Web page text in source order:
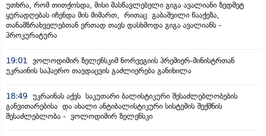
უთხრა, რომ თითქოსდა, მისი მასწავლებელი გიგა ავალიანი ზედმეტ
ყურადღებას იჩენდა მის მიმართ, რითაც გაბაშვილი წააქეზა,
თანამზრახველებთან ერთად თავს დასხმოდა გიგა ავალიანს -
პროკურატურა
19:01
ვოლოდიმირ ზელენსკიმ ნორვეგიის პრემიერ-მინისტრთან
უკრაინის საჰაერო თავდაცვის გაძლიერება განიხილა
18:49 უკრაინას აქვს საკუთარი ბალისტიკური შესაძლებლობების
განვითარებისა და ახალი ანტიბალისტიკური სისტემის შექმნის
შესაძლებლობა - ვოლოდიმირ ზელენსკი